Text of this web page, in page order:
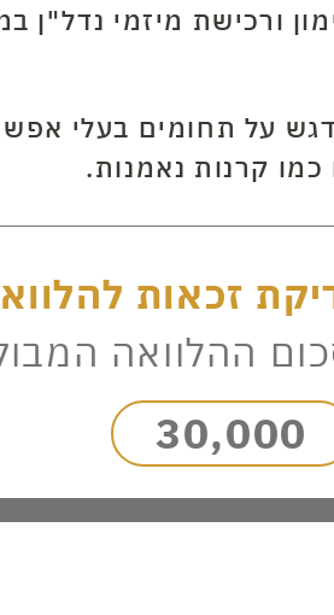
ורכישת מיזמי נדל"ן
על תחומים בעלי
כמו קרנות נאמנות.
זכאות
ההלוואה
30,000